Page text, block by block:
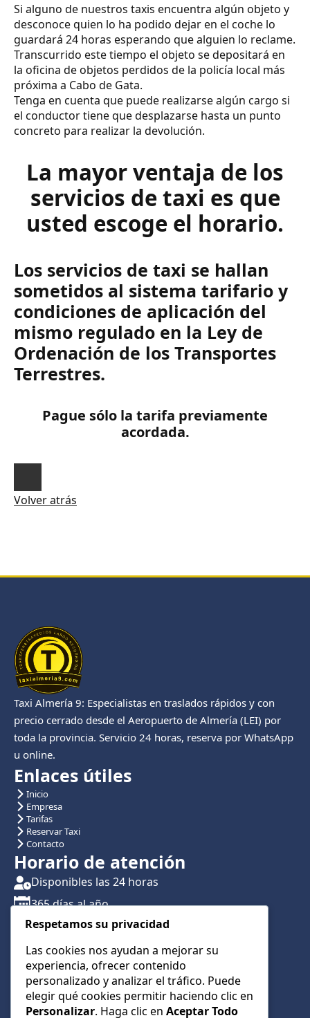
Si alguno de nuestros taxis encuentra algún objeto y
desconoce quien lo ha podido dejar en el coche lo
guardará 24 horas esperando que alguien lo reclame.
Transcurrido este tiempo el objeto se depositará en
la oficina de objetos perdidos de la policía local más
próxima a Cabo de Gata.
Tenga en cuenta que puede realizarse algún cargo si
el conductor tiene que desplazarse hasta un punto
concreto para realizar la devolución.
La mayor ventaja de los
servicios de taxi es que
usted escoge el horario.
Los servicios de taxi se hallan
sometidos al sistema tarifario y
condiciones de aplicación del
mismo regulado en la Ley de
Ordenación de los Transportes
Terrestres.
Pague sólo la tarifa previamente
acordada.
Volver atrás
Taxi Almería 9: Especialistas en traslados rápidos y con
precio cerrado desde el Aeropuerto de Almería (LEI) por
toda la provincia. Servicio 24 horas, reserva por WhatsApp
u online.
Enlaces útiles
Inicio
Empresa
Tarifas
Reservar Taxi
Contacto
Horario de atención
Disponibles las 24 horas
365 días al año
Traslados con reserva previa
Atención por teléfono y WhatsApp 24/7
CONTÁCTANOS
+34 622 01 23 74
Respetamos su privacidad
Las cookies nos ayudan a mejorar su
experiencia, ofrecer contenido
personalizado y analizar el tráfico. Puede
elegir qué cookies permitir haciendo clic en
Personalizar. Haga clic en Aceptar Todo